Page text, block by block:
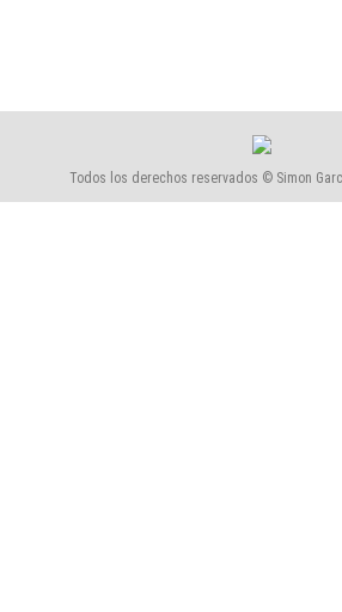
Todos los derechos reservados © Simon